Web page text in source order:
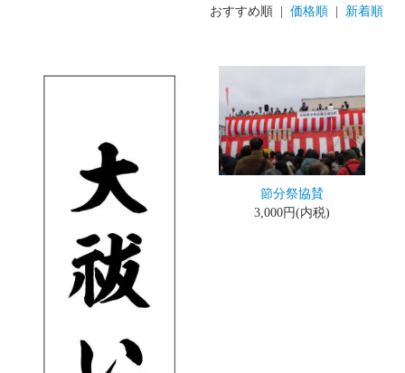
おすすめ順 | 価格順| 新着順
節分祭協賛
3,000円(内税)